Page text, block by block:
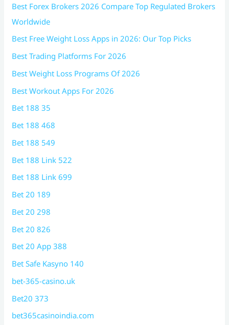
Best Forex Brokers 2026 Compare Top Regulated Brokers
Worldwide
Best Free Weight Loss Apps in 2026: Our Top Picks
Best Trading Platforms For 2026
Best Weight Loss Programs Of 2026
Best Workout Apps For 2026
Bet 188 35
Bet 188 468
Bet 188 549
Bet 188 Link 522
Bet 188 Link 699
Bet 20 189
Bet 20 298
Bet 20 826
Bet 20 App 388
Bet Safe Kasyno 140
bet-365-casino.uk
Bet20 373
bet365casinoindia.com